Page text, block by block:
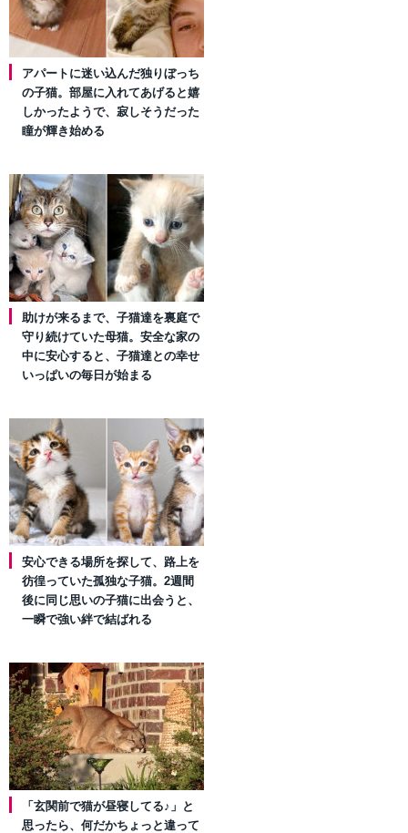
アパートに迷い込んだ独りぼっち
の子猫。部屋に入れてあげると嬉
しかったようで、寂しそうだった
瞳が輝き始める
助けが来るまで、子猫達を裏庭で
守り続けていた母猫。安全な家の
中に安心すると、子猫達との幸せ
いっぱいの毎日が始まる
安心できる場所を探して、路上を
彷徨っていた孤独な子猫。2週間
後に同じ思いの子猫に出会うと、
一瞬で強い絆で結ばれる
「玄関前で猫が昼寝してる♪」と
思ったら、何だかちょっと違って